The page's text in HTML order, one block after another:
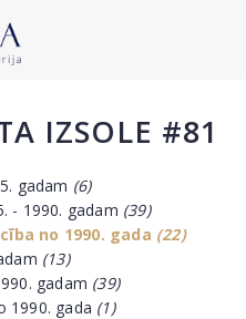
IZSOLE #81
gadam (6)
- 1990. gadam (39)
no 1990. gada (22)
(13)
gadam (39)
1990. gada (1)